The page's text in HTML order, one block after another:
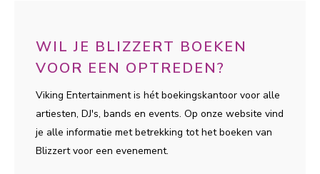
WIL JE BLIZZERT BOEKEN
VOOR EEN OPTREDEN?
Viking Entertainment is hét boekingskantoor voor alle
artiesten, DJ's, bands en events. Op onze website vind
je alle informatie met betrekking tot het boeken van
Blizzert voor een evenement.